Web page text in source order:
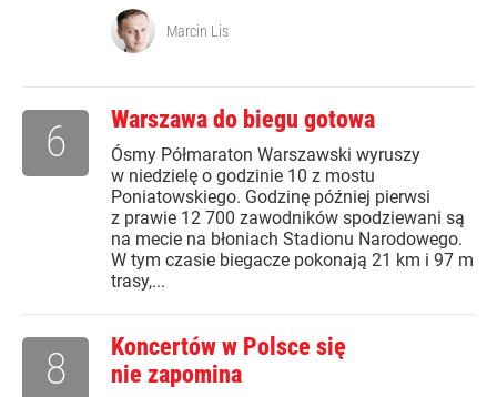
Marcin Lis
Warszawa do biegu gotowa
Ósmy Półmaraton Warszawski wyruszy
w niedzielę o godzinie 10 z mostu
Poniatowskiego. Godzinę później pierwsi
z prawie 12 700 zawodników spodziewani są
na mecie na błoniach Stadionu Narodowego.
W tym czasie biegacze pokonają 21 km i 97 m
trasy,...
6
Koncertów w Polsce się
nie zapomina
8